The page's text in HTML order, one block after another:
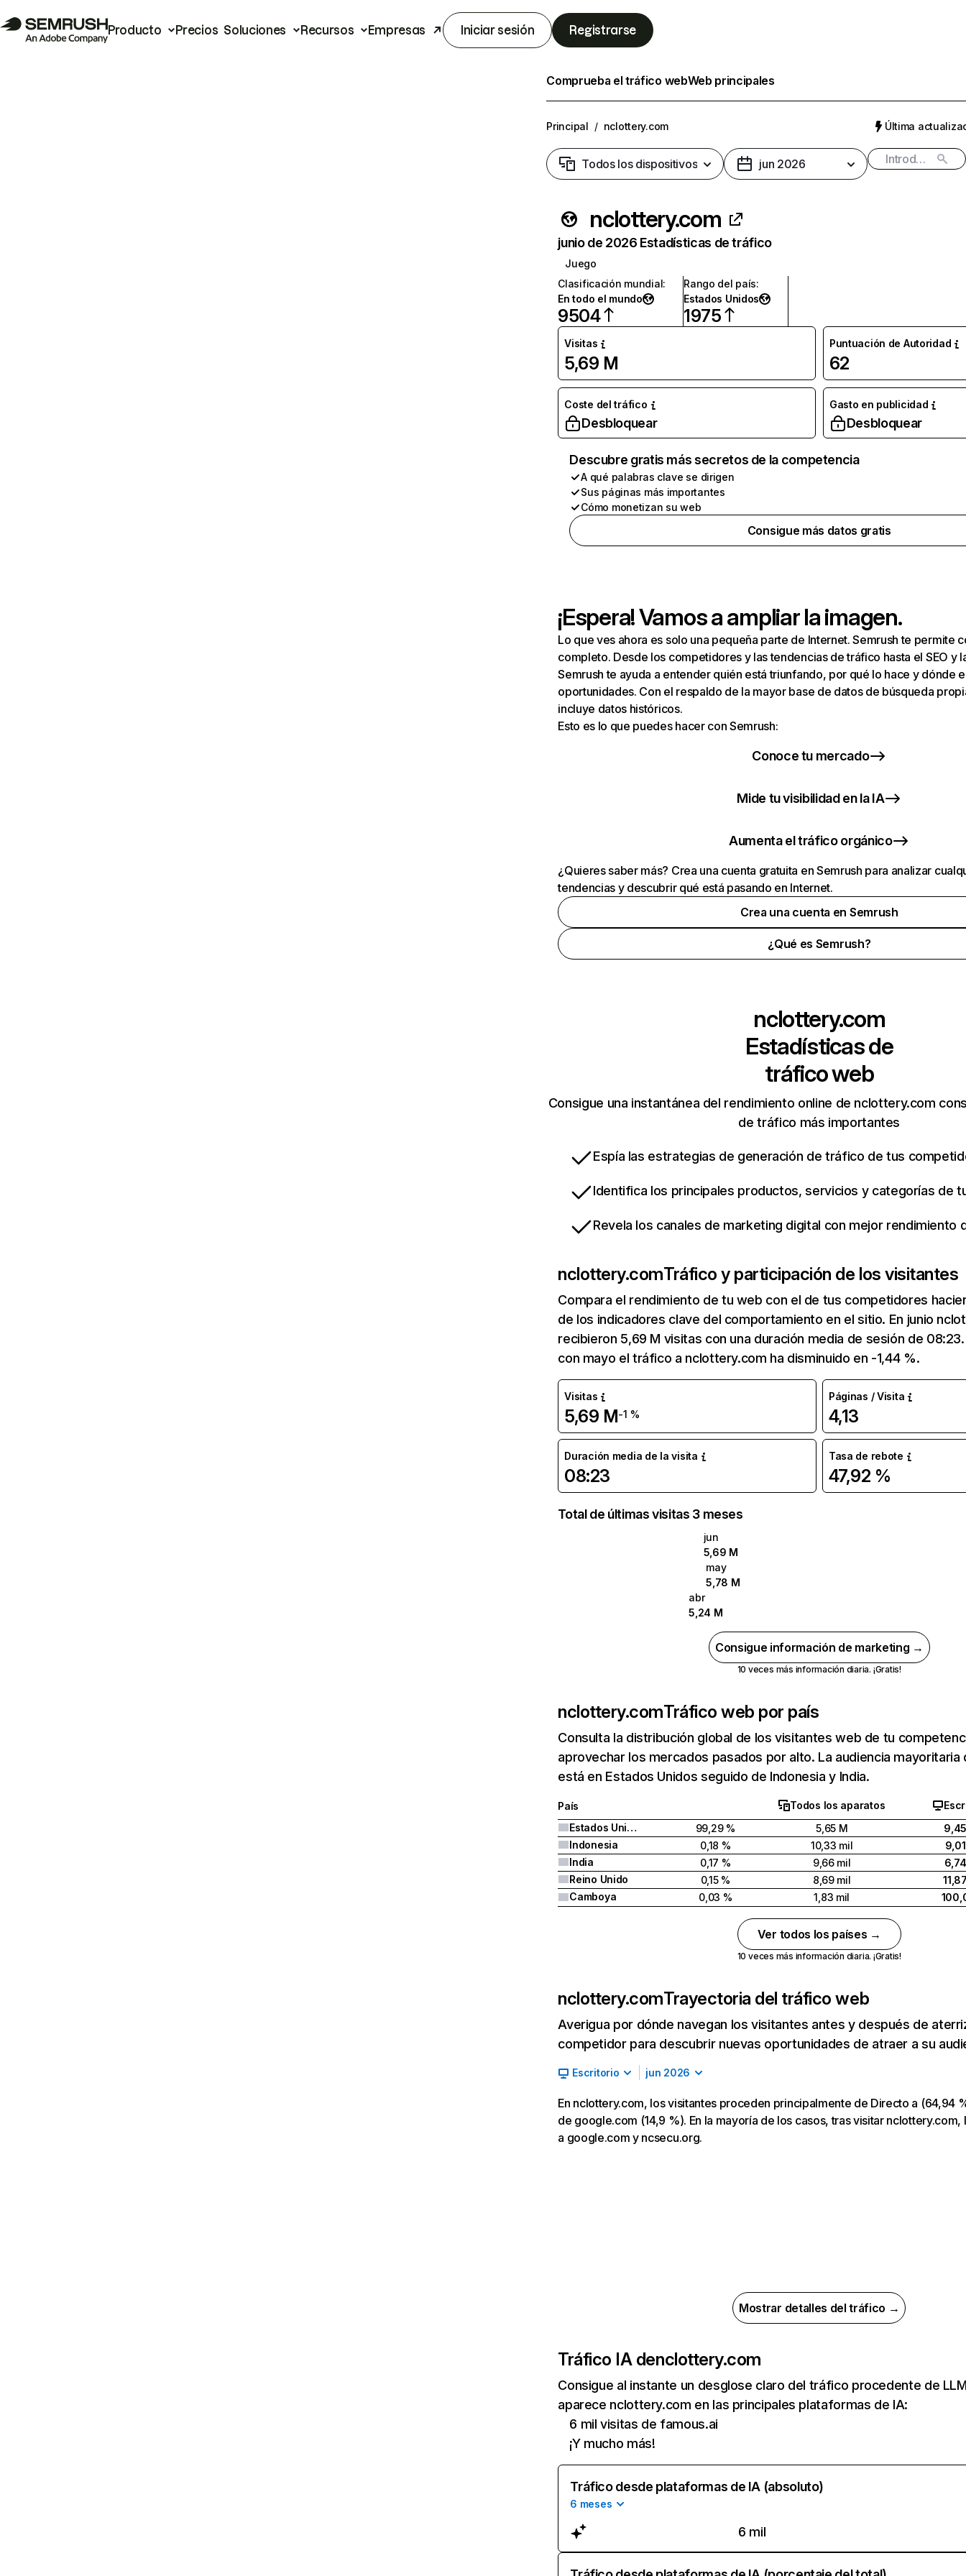
Producto Precios Soluciones Recursos Empresas Iniciar sesión Registrarse
Comprueba el tráfico webWeb principales
Principal / nclottery.com Última
Todos los dispositivos jun 2026
nclottery.com
junio de 2026 Estadísticas de tráfico
Juego
Clasificación mundial:
En todo el mundo
9504
Rango del país:
Estados Unidos
1975
Visitas
5,69 M
Puntuación de Autoridad
62
Coste del tráfico
Desbloquear
Gasto en publicidad
Desbloquear
Descubre gratis más secretos de la competencia
A qué palabras clave se dirigen
Sus páginas más importantes
Cómo monetizan su web
Consigue más datos gratis
¡Espera! Vamos a ampliar la imagen.
Lo que ves ahora es solo una pequeña parte de Internet. Semrush te permite
completo. Desde los competidores y las tendencias de tráfico hasta el SEO y
Semrush te ayuda a entender quién está triunfando, por qué lo hace y dónde
oportunidades. Con el respaldo de la mayor base de datos de búsqueda
incluye datos históricos.
Esto es lo que puedes hacer con Semrush:
Conoce tu mercado
Mide tu visibilidad en la IA
Aumenta el tráfico orgánico
¿Quieres saber más? Crea una cuenta gratuita en Semrush para analizar
tendencias y descubrir qué está pasando en Internet.
Crea una cuenta en Semrush
¿Qué es Semrush?
nclottery.com
Estadísticas de
tráfico web
Consigue una instantánea del rendimiento online de nclottery.com
de tráfico más importantes
Espía las estrategias de generación de tráfico de tus
Identifica los principales productos, servicios y categorías de
Revela los canales de marketing digital con mejor rendimiento
nclottery.comTráfico y participación de los visitantes
Compara el rendimiento de tu web con el de tus competidores
de los indicadores clave del comportamiento en el sitio. En junio
recibieron 5,69 M visitas con una duración media de sesión de
con mayo el tráfico a nclottery.com ha disminuido en -1,44 %.
Visitas
5,69 M-1 %
Páginas / Visita
4,13
Duración media de la visita
08:23
Tasa de rebote
47,92 %
Total de últimas visitas 3 meses
jun
5,69 M
may
5,78 M
abr
5,24 M
Consigue información de marketing →
10 veces más información diaria. ¡Gratis!
nclottery.comTráfico web por país
Consulta la distribución global de los visitantes web de tu
aprovechar los mercados pasados por alto. La audiencia
está en Estados Unidos seguido de Indonesia y India.
País Todos los aparatos
Estados Unidos
99,29 % 5,65 M
Indonesia
0,18 % 10,33 mil
India
0,17 % 9,66 mil
Reino Unido
0,15 % 8,69 mil
Camboya
0,03 % 1,83 mil
Ver todos los países →
10 veces más información diaria. ¡Gratis!
nclottery.comTrayectoria del tráfico web
Averigua por dónde navegan los visitantes antes y después de
competidor para descubrir nuevas oportunidades de atraer a su
Escritorio jun 2026
En nclottery.com, los visitantes proceden principalmente de Directo a (64,94
de google.com (14,9 %). En la mayoría de los casos, tras visitar nclottery.com,
a google.com y ncsecu.org.
Mostrar detalles del tráfico →
Tráfico IA denclottery.com
Consigue al instante un desglose claro del tráfico procedente de
aparece nclottery.com en las principales plataformas de IA:
6 mil visitas de famous.ai
¡Y mucho más!
Tráfico desde plataformas de IA (absoluto)
6 meses
6 mil